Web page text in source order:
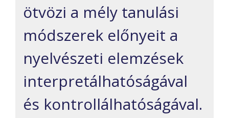
ötvözi a mély tanulási
módszerek előnyeit a
nyelvészeti elemzések
interpretálhatóságával
és kontrollálhatóságával.